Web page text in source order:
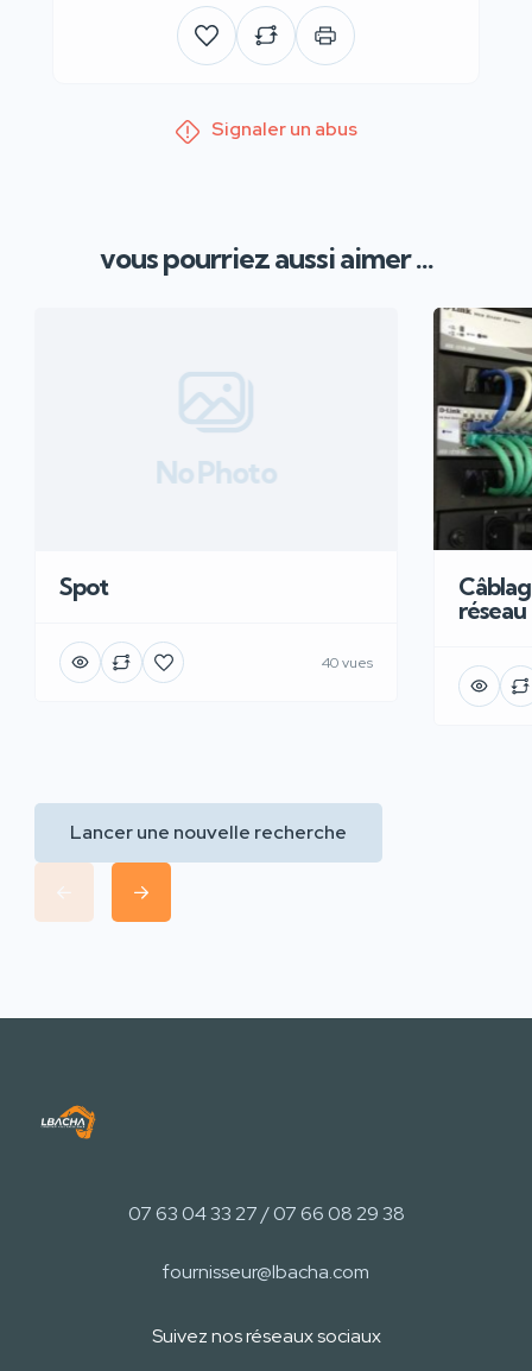
Signaler un abus
vous pourriez aussi aimer ...
No Photo
Spot
40 vues
Lancer une nouvelle recherche
07 63 04 33 27 / 07 66 08 29 38
fournisseur@lbacha.com
Suivez nos réseaux sociaux​